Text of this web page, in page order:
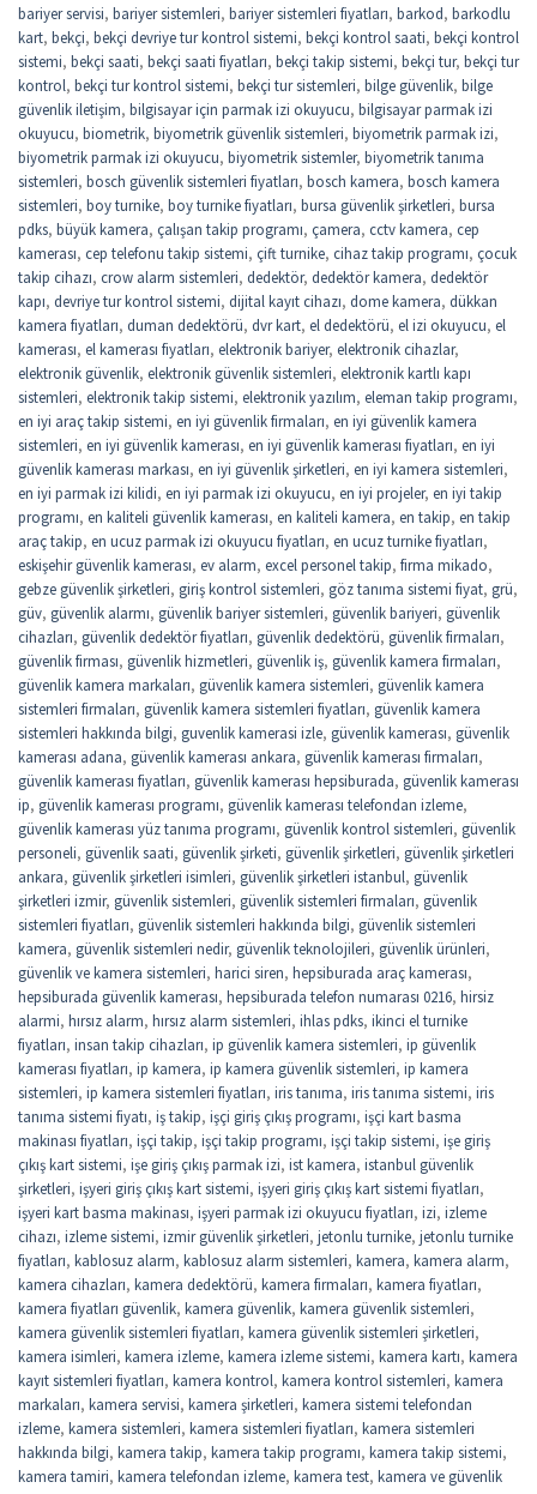
bariyer servisi, bariyer sistemleri, bariyer sistemleri fiyatları, barkod, barkodlu
kart, bekçi, bekçi devriye tur kontrol sistemi, bekçi kontrol saati, bekçi kontrol
sistemi, bekçi saati, bekçi saati fiyatları, bekçi takip sistemi, bekçi tur, bekçi tur
kontrol, bekçi tur kontrol sistemi, bekçi tur sistemleri, bilge güvenlik, bilge
güvenlik iletişim, bilgisayar için parmak izi okuyucu, bilgisayar parmak izi
okuyucu, biometrik, biyometrik güvenlik sistemleri, biyometrik parmak izi,
biyometrik parmak izi okuyucu, biyometrik sistemler, biyometrik tanıma
sistemleri, bosch güvenlik sistemleri fiyatları, bosch kamera, bosch kamera
sistemleri, boy turnike, boy turnike fiyatları, bursa güvenlik şirketleri, bursa
pdks, büyük kamera, çalışan takip programı, çamera, cctv kamera, cep
kamerası, cep telefonu takip sistemi, çift turnike, cihaz takip programı, çocuk
takip cihazı, crow alarm sistemleri, dedektör, dedektör kamera, dedektör
kapı, devriye tur kontrol sistemi, dijital kayıt cihazı, dome kamera, dükkan
kamera fiyatları, duman dedektörü, dvr kart, el dedektörü, el izi okuyucu, el
kamerası, el kamerası fiyatları, elektronik bariyer, elektronik cihazlar,
elektronik güvenlik, elektronik güvenlik sistemleri, elektronik kartlı kapı
sistemleri, elektronik takip sistemi, elektronik yazılım, eleman takip programı,
en iyi araç takip sistemi, en iyi güvenlik firmaları, en iyi güvenlik kamera
sistemleri, en iyi güvenlik kamerası, en iyi güvenlik kamerası fiyatları, en iyi
güvenlik kamerası markası, en iyi güvenlik şirketleri, en iyi kamera sistemleri,
en iyi parmak izi kilidi, en iyi parmak izi okuyucu, en iyi projeler, en iyi takip
programı, en kaliteli güvenlik kamerası, en kaliteli kamera, en takip, en takip
araç takip, en ucuz parmak izi okuyucu fiyatları, en ucuz turnike fiyatları,
eskişehir güvenlik kamerası, ev alarm, excel personel takip, firma mikado,
gebze güvenlik şirketleri, giriş kontrol sistemleri, göz tanıma sistemi fiyat, grü,
güv, güvenlik alarmı, güvenlik bariyer sistemleri, güvenlik bariyeri, güvenlik
cihazları, güvenlik dedektör fiyatları, güvenlik dedektörü, güvenlik firmaları,
güvenlik firması, güvenlik hizmetleri, güvenlik iş, güvenlik kamera firmaları,
güvenlik kamera markaları, güvenlik kamera sistemleri, güvenlik kamera
sistemleri firmaları, güvenlik kamera sistemleri fiyatları, güvenlik kamera
sistemleri hakkında bilgi, guvenlik kamerasi izle, güvenlik kamerası, güvenlik
kamerası adana, güvenlik kamerası ankara, güvenlik kamerası firmaları,
güvenlik kamerası fiyatları, güvenlik kamerası hepsiburada, güvenlik kamerası
ip, güvenlik kamerası programı, güvenlik kamerası telefondan izleme,
güvenlik kamerası yüz tanıma programı, güvenlik kontrol sistemleri, güvenlik
personeli, güvenlik saati, güvenlik şirketi, güvenlik şirketleri, güvenlik şirketleri
ankara, güvenlik şirketleri isimleri, güvenlik şirketleri istanbul, güvenlik
şirketleri izmir, güvenlik sistemleri, güvenlik sistemleri firmaları, güvenlik
sistemleri fiyatları, güvenlik sistemleri hakkında bilgi, güvenlik sistemleri
kamera, güvenlik sistemleri nedir, güvenlik teknolojileri, güvenlik ürünleri,
güvenlik ve kamera sistemleri, harici siren, hepsiburada araç kamerası,
hepsiburada güvenlik kamerası, hepsiburada telefon numarası 0216, hirsiz
alarmi, hırsız alarm, hırsız alarm sistemleri, ihlas pdks, ikinci el turnike
fiyatları, insan takip cihazları, ip güvenlik kamera sistemleri, ip güvenlik
kamerası fiyatları, ip kamera, ip kamera güvenlik sistemleri, ip kamera
sistemleri, ip kamera sistemleri fiyatları, iris tanıma, iris tanıma sistemi, iris
tanıma sistemi fiyatı, iş takip, işçi giriş çıkış programı, işçi kart basma
makinası fiyatları, işçi takip, işçi takip programı, işçi takip sistemi, işe giriş
çıkış kart sistemi, işe giriş çıkış parmak izi, ist kamera, istanbul güvenlik
şirketleri, işyeri giriş çıkış kart sistemi, işyeri giriş çıkış kart sistemi fiyatları,
işyeri kart basma makinası, işyeri parmak izi okuyucu fiyatları, izi, izleme
cihazı, izleme sistemi, izmir güvenlik şirketleri, jetonlu turnike, jetonlu turnike
fiyatları, kablosuz alarm, kablosuz alarm sistemleri, kamera, kamera alarm,
kamera cihazları, kamera dedektörü, kamera firmaları, kamera fiyatları,
kamera fiyatları güvenlik, kamera güvenlik, kamera güvenlik sistemleri,
kamera güvenlik sistemleri fiyatları, kamera güvenlik sistemleri şirketleri,
kamera isimleri, kamera izleme, kamera izleme sistemi, kamera kartı, kamera
kayıt sistemleri fiyatları, kamera kontrol, kamera kontrol sistemleri, kamera
markaları, kamera servisi, kamera şirketleri, kamera sistemi telefondan
izleme, kamera sistemleri, kamera sistemleri fiyatları, kamera sistemleri
hakkında bilgi, kamera takip, kamera takip programı, kamera takip sistemi,
kamera tamiri, kamera telefondan izleme, kamera test, kamera ve güvenlik